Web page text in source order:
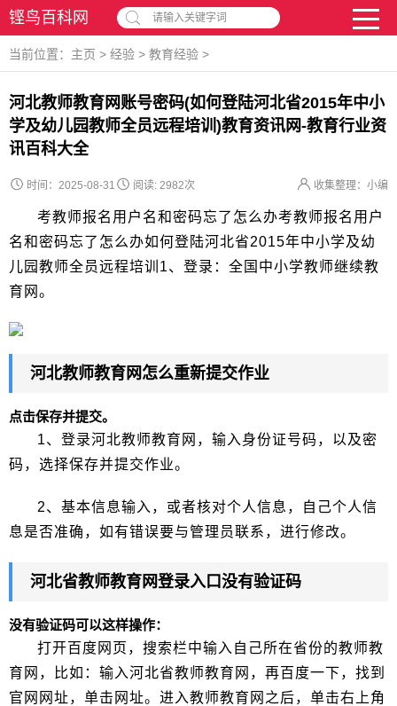
铿鸟百科网 请输入关键字词
当前位置： 主页 > 经验 > 教育经验 >
河北教师教育网账号密码(如何登陆河北省2015年中小
学及幼儿园教师全员远程培训)教育资讯网-教育行业资
讯百科大全
时间：2025-08-31 收集整理：小编
阅读: 2982次
考教师报名用户名和密码忘了怎么办考教师报名用户
名和密码忘了怎么办如何登陆河北省2015年中小学及幼
儿园教师全员远程培训1、登录：全国中小学教师继续教
育网。
河北教师教育网怎么重新提交作业
点击保存并提交。
1、登录河北教师教育网，输入身份证号码，以及密
码，选择保存并提交作业。
2、基本信息输入，或者核对个人信息，自己个人信
息是否准确，如有错误要与管理员联系，进行修改。
河北省教师教育网登录入口没有验证码
没有验证码可以这样操作：
打开百度网页，搜索栏中输入自己所在省份的教师教
育网，比如：输入河北省教师教育网，再百度一下，找到
官网网址，单击网址。进入教师教育网之后，单击右上角